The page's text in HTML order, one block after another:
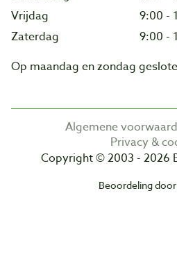
Vrijdag
9:00 -
Zaterdag
9:00 -
Op maandag en zondag
Algemene
Privacy &
Copyright © 2003 - 2026
Beoordeling